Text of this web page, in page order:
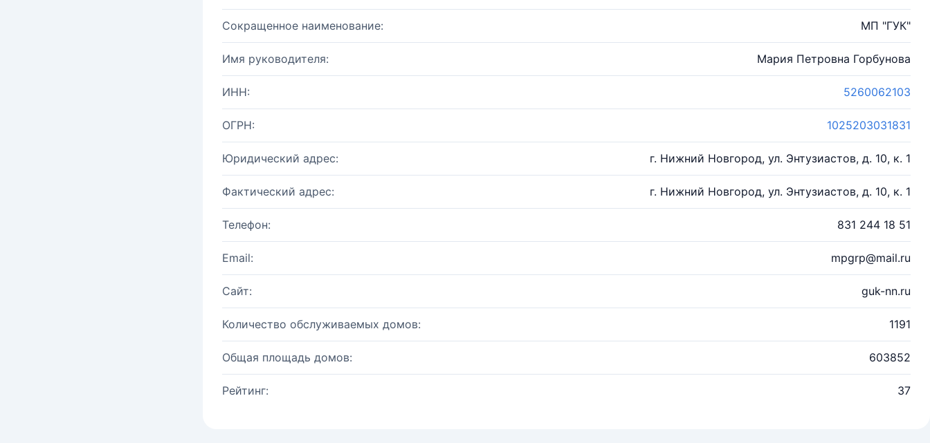
Сокращенное наименование: МП "ГУК"
Имя руководителя: Мария Петровна Горбунова
ИНН: 5260062103
ОГРН: 1025203031831
Юридический адрес: г. Нижний Новгород, ул. Энтузиастов, д. 10, к. 1
Фактический адрес: г. Нижний Новгород, ул. Энтузиастов, д. 10, к. 1
Телефон: 831 244 18 51
Email: mpgrp@mail.ru
Сайт: guk-nn.ru
Количество обслуживаемых домов: 1191
Общая площадь домов: 603852
Рейтинг: 37